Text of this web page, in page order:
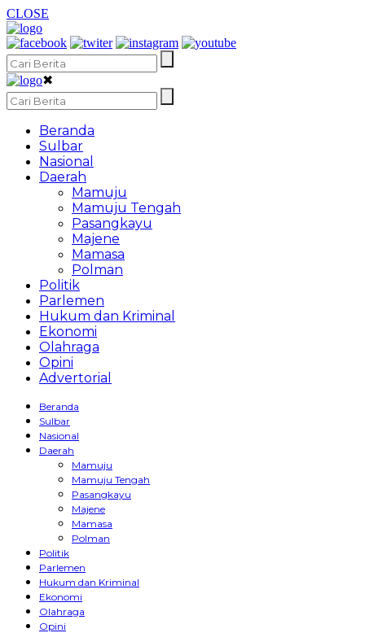
CLOSE
✖
Beranda
Sulbar
Nasional
Daerah
Mamuju
Mamuju Tengah
Pasangkayu
Majene
Mamasa
Polman
Politik
Parlemen
Hukum dan Kriminal
Ekonomi
Olahraga
Opini
Advertorial
Beranda
Sulbar
Nasional
Daerah
Mamuju
Mamuju Tengah
Pasangkayu
Majene
Mamasa
Polman
Politik
Parlemen
Hukum dan Kriminal
Ekonomi
Olahraga
Opini